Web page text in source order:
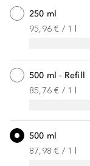
250 ml
95,96 € / 1
500 ml - Refill
85,76 € / 1
500 ml
87,98 € / 1